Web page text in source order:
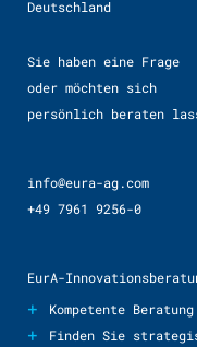
Deutschland
Sie haben eine Frage
oder möchten sich
persönlich beraten
info@eura-ag.com
+49 7961 9256-0
EurA-
+ Kompetente
+
Finden Sie